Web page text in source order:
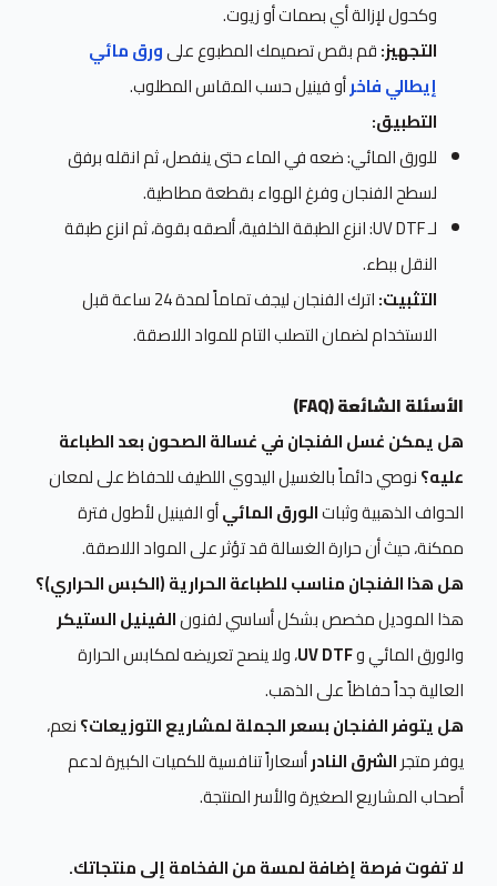
وكحول لإزالة أي بصمات أو زيوت.
التجهيز:قم بقص تصميمك المطبوع علىورق مائي
إيطالي فاخرأو فينيل حسب المقاس المطلوب.
التطبيق:
للورق المائي: ضعه في الماء حتى ينفصل، ثم انقله برفق
لسطح الفنجان وفرغ الهواء بقطعة مطاطية.
لـ UV DTF: انزع الطبقة الخلفية، ألصقه بقوة، ثم انزع طبقة
النقل ببطء.
التثبيت:
اترك الفنجان ليجف تماماً لمدة 24 ساعة قبل
الاستخدام لضمان التصلب التام للمواد اللاصقة.
الأسئلة الشائعة (FAQ)
هل يمكن غسل الفنجان في غسالة الصحون بعد الطباعة
عليه؟نوصي دائماً بالغسيل اليدوي اللطيف للحفاظ على لمعان
الحواف الذهبية وثباتالورق المائيأو الفينيل لأطول فترة
ممكنة، حيث أن حرارة الغسالة قد تؤثر على المواد اللاصقة.
هل هذا الفنجان مناسب للطباعة الحرارية (الكبس الحراري)؟
هذا الموديل مخصص بشكل أساسي لفنونالفينيل الستيكر
والورق المائي وUV DTF، ولا ينصح تعريضه لمكابس الحرارة
العالية جداً حفاظاً على الذهب.
هل يتوفر الفنجان بسعر الجملة لمشاريع التوزيعات؟نعم،
يوفر متجرالشرق النادرأسعاراً تنافسية للكميات الكبيرة لدعم
أصحاب المشاريع الصغيرة والأسر المنتجة.
لا تفوت فرصة إضافة لمسة من الفخامة إلى منتجاتك.